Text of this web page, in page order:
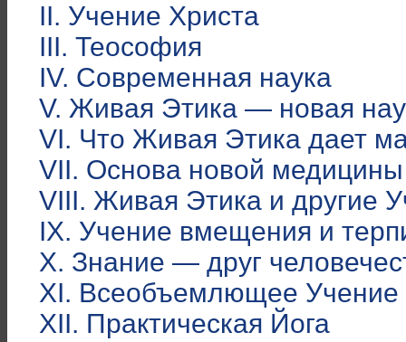
II. Учение Христа
III. Теософия
IV. Современная наука
V. Живая Этика — новая
VI. Что Живая Этика дает
VII. Основа новой медицины
VIII. Живая Этика и другие
IХ. Учение вмещения и
Х. Знание — друг
ХI. Всеобъемлющее Учение
ХII. Практическая Йога